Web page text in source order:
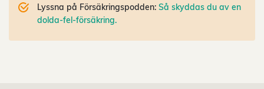
Lyssna på Försäkringspodden: Så skyddas du av en
dolda-fel-försäkring.